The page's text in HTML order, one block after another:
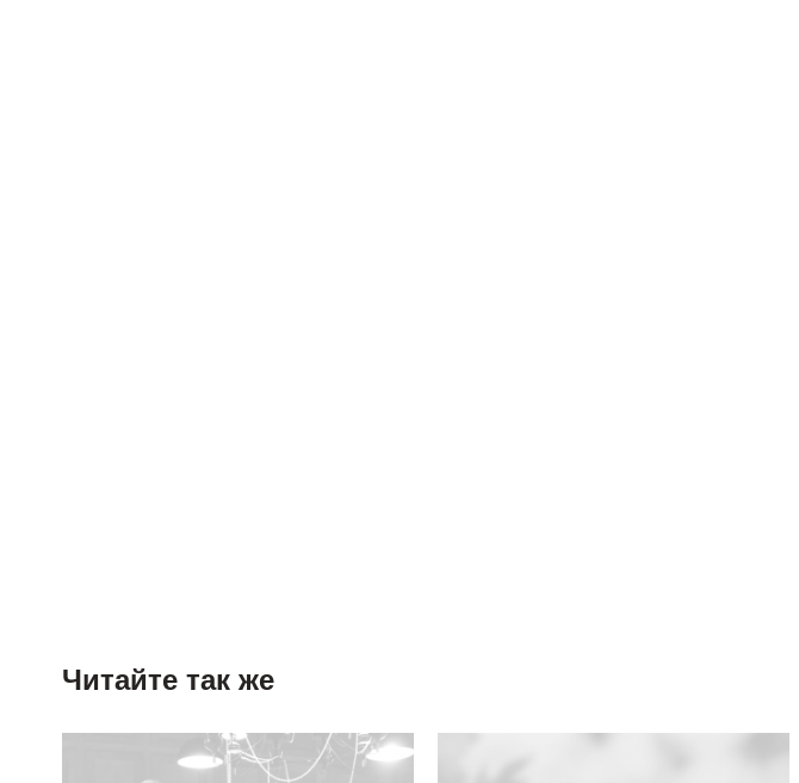
Читайте так же